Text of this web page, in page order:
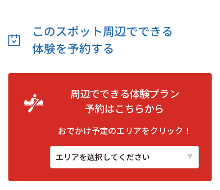
このスポット周辺でできる
体験を予約する
周辺でできる体験プラン
予約はこちらから
おでかけ予定のエリアをクリック！